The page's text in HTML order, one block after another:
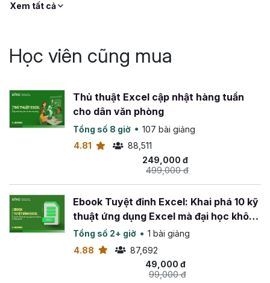
Xem tất cả
Học viên cũng mua
Thủ thuật Excel cập nhật hàng tuần
cho dân văn phòng
Tổng số 8 giờ
107 bài giảng
4.81
88,511
249,000 đ
499,000 đ
Ebook Tuyệt đỉnh Excel: Khai phá 10 kỹ
thuật ứng dụng Excel mà đại học không
dạy bạn
Tổng số 2+ giờ
1 bài giảng
4.88
87,692
49,000 đ
99,000 đ